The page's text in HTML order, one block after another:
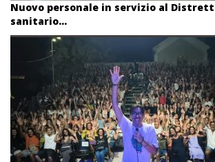
Nuovo personale in servizio al
sanitario...